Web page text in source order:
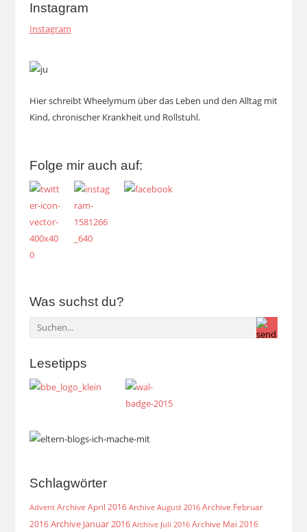
Instagram
Instagram
Hier schreibt Wheelymum über das Leben und den Alltag mit
Kind, chronischer Krankheit und Rollstuhl.
Folge mir auch auf:
Was suchst du?
Lesetipps
Schlagwörter
Advent Archive April 2016 Archive August 2016 Archive Februar
2016 Archive Januar 2016 Archive Juli 2016 Archive Mai 2016